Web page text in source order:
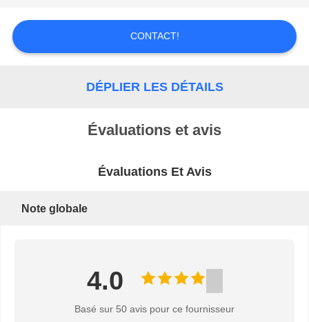
SITE
CONTACT!
DÉPLIER LES DÉTAILS
Évaluations et avis
Évaluations Et Avis
Note globale
4.0
Basé sur 50 avis pour ce fournisseur